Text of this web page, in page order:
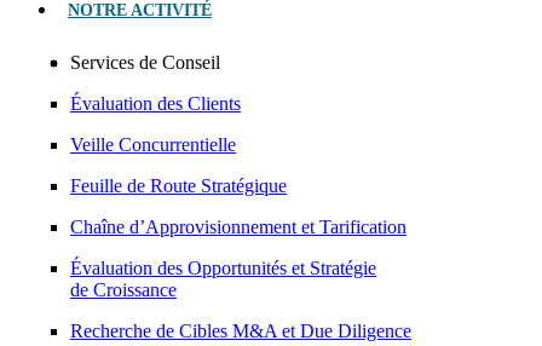
NOTRE ACTIVITÉ
Services de Conseil
Évaluation des Clients
Veille Concurrentielle
Feuille de Route Stratégique
Chaîne d’Approvisionnement et Tarification
Évaluation des Opportunités et Stratégie
de Croissance
Recherche de Cibles M&A et Due Diligence